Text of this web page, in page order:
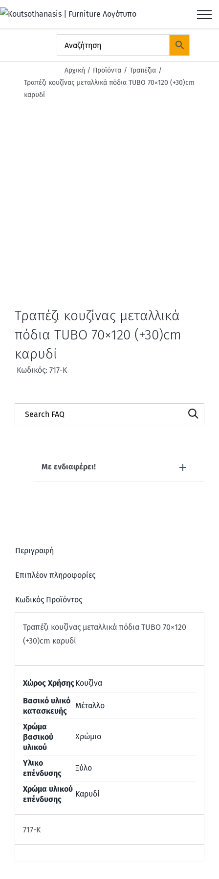
Μετάβαση
στο
Αρχική Προϊόντα
Τραπέζια
Τραπέζι κουζίνας μεταλλικά πόδια TUBO 70×120 (+30)cm
καρυδί
Τραπέζι κουζίνας μεταλλικά
πόδια TUBO 70×120 (+30)cm
καρυδί
Κωδικός: 717-Κ
Με ενδιαφέρει!
Περιγραφή
Επιπλέον πληροφορίες
Κωδικός Προϊόντος
Τραπέζι κουζίνας μεταλλικά πόδια TUBO 70×120
(+30)cm καρυδί
Χώρος ΧρήσηςΚουζίνα
Βασικό υλικό
κατασκευής
Μέταλλο
Χρώμα
βασικού
υλικού
Χρώμιο
Υλικο
επένδυσης
Ξύλο
Χρώμα υλικού
επένδυσης
Καρυδί
717-Κ